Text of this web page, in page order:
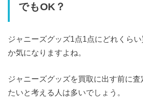
でもOK？
ジャニーズグッズ1点1点にどれくら
か気になりますよね。
ジャニーズグッズを買取に出す前に
たいと考える人は多いでしょう。